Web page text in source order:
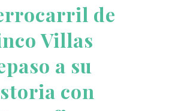
de
Villas
a su
con